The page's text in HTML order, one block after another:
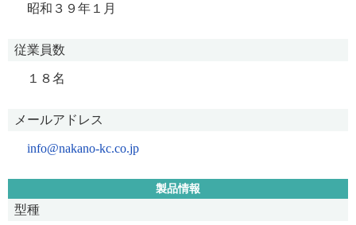
昭和３９年１月
従業員数
１８名
メールアドレス
info@nakano-kc.co.jp
製品情報
型種